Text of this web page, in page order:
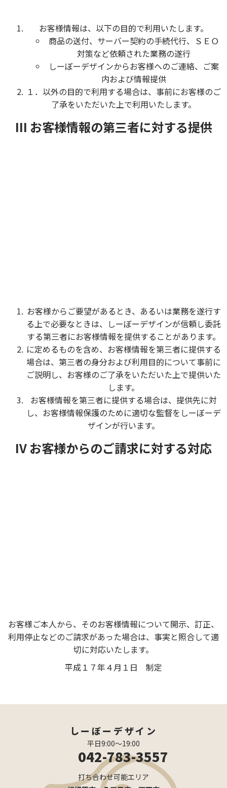
お客様情報は、以下の目的で利用いたします。
商品の送付、サーバー契約の手続代行、ＳＥＯ
対策など依頼された業務の遂行
しーぼーデザインからお客様へのご連絡、ご案
内および情報提供
１．以外の目的で利用する場合は、事前にお客様のご
了承をいただいた上で利用いたします。
III お客様情報の第三者に対する提供
お客様からご要望があるとき、あるいは業務を遂行す
る上で必要なときは、しーぼーデザインが信頼し委託
する第三者にお客様情報を提供することがあります。
に定めるものを含め、お客様情報を第三者に提供する
場合は、第三者の身分および利用目的について事前に
ご説明し、お客様のご了承をいただいた上で提供いた
します。
お客様情報を第三者に提供する場合は、提供先に対
し、お客様情報保護のために適切な監督をしーぼーデ
ザインが行います。
IV お客様からのご請求に対する対応
お客様ご本人から、そのお客様情報について開示、訂正、
利用停止などのご請求があった場合は、事実と照合して適
切に対応いたします。
平成１７年４月１日 制定
しーぼーデザイン
平日9:00〜19:00
042-783-3557
打ち合わせ可能エリア